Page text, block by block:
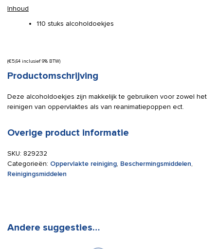
Inhoud
110 stuks alcoholdoekjes
(€5,64 inclusief 9% BTW)
Productomschrijving
Deze alcoholdoekjes zijn makkelijk te gebruiken voor zowel het
reinigen van oppervlaktes als van reanimatiepoppen ect.
Overige product informatie
SKU: 829232
Categorieën: Oppervlakte reiniging, Beschermingsmiddelen,
Reinigingsmiddelen
Andere suggesties…